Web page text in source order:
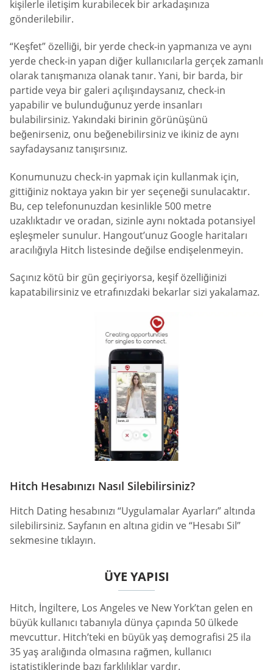
kişilerle iletişim kurabilecek bir arkadaşınıza
gönderilebilir.
“Keşfet” özelliği, bir yerde check-in yapmanıza ve aynı
yerde check-in yapan diğer kullanıcılarla gerçek zamanlı
olarak tanışmanıza olanak tanır. Yani, bir barda, bir
partide veya bir galeri açılışındaysanız, check-in
yapabilir ve bulunduğunuz yerde insanları
bulabilirsiniz. Yakındaki birinin görünüşünü
beğenirseniz, onu beğenebilirsiniz ve ikiniz de aynı
sayfadaysanız tanışırsınız.
Konumunuzu check-in yapmak için kullanmak için,
gittiğiniz noktaya yakın bir yer seçeneği sunulacaktır.
Bu, cep telefonunuzdan kesinlikle 500 metre
uzaklıktadır ve oradan, sizinle aynı noktada potansiyel
eşleşmeler sunulur. Hangout’unuz Google haritaları
aracılığıyla Hitch listesinde değilse endişelenmeyin.
Saçınız kötü bir gün geçiriyorsa, keşif özelliğinizi
kapatabilirsiniz ve etrafınızdaki bekarlar sizi yakalamaz.
Hitch Hesabınızı Nasıl Silebilirsiniz?
Hitch Dating hesabınızı “Uygulamalar Ayarları” altında
silebilirsiniz. Sayfanın en altına gidin ve “Hesabı Sil”
sekmesine tıklayın.
ÜYE YAPISI
Hitch, İngiltere, Los Angeles ve New York’tan gelen en
büyük kullanıcı tabanıyla dünya çapında 50 ülkede
mevcuttur. Hitch’teki en büyük yaş demografisi 25 ila
35 yaş aralığında olmasına rağmen, kullanıcı
istatistiklerinde bazı farklılıklar vardır.